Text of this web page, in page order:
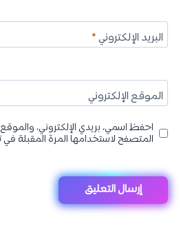
البريد الإلكتروني*
الموقع الإلكتروني
احفظ اسمي، بريدي الإلكتروني،
المتصفح لاستخدامها المرة المقبلة